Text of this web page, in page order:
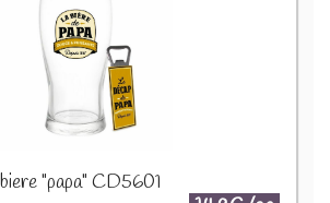
"papa" CD5601